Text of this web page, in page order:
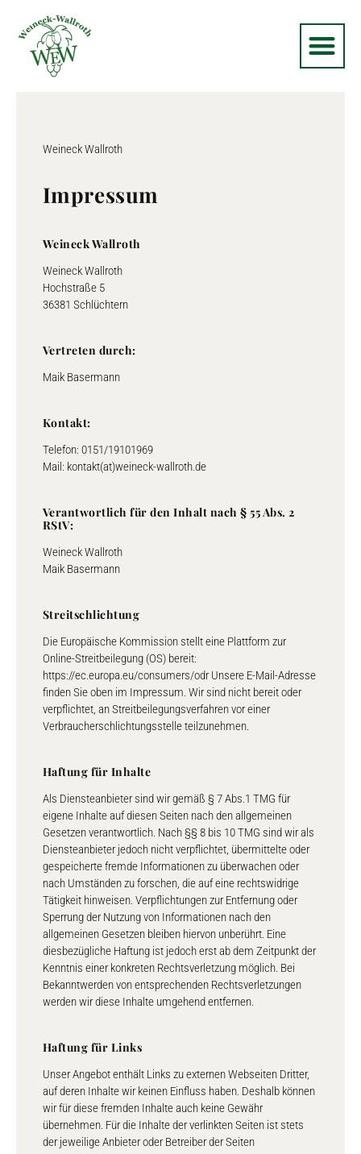
Weineck Wallroth
Impressum
Weineck Wallroth
Weineck Wallroth
Hochstraße 5
36381 Schlüchtern
Vertreten durch:
Maik Basermann
Kontakt:
Telefon: 0151/19101969
Mail: kontakt(at)weineck-wallroth.de
Verantwortlich für den Inhalt nach § 55 Abs. 2
RStV:
Weineck Wallroth
Maik Basermann
Streitschlichtung
Die Europäische Kommission stellt eine Plattform zur
Online-Streitbeilegung (OS) bereit:
https://ec.europa.eu/consumers/odr Unsere E-Mail-Adresse
finden Sie oben im Impressum. Wir sind nicht bereit oder
verpflichtet, an Streitbeilegungsverfahren vor einer
Verbraucherschlichtungsstelle teilzunehmen.
Haftung für Inhalte
Als Diensteanbieter sind wir gemäß § 7 Abs.1 TMG für
eigene Inhalte auf diesen Seiten nach den allgemeinen
Gesetzen verantwortlich. Nach §§ 8 bis 10 TMG sind wir als
Diensteanbieter jedoch nicht verpflichtet, übermittelte oder
gespeicherte fremde Informationen zu überwachen oder
nach Umständen zu forschen, die auf eine rechtswidrige
Tätigkeit hinweisen. Verpflichtungen zur Entfernung oder
Sperrung der Nutzung von Informationen nach den
allgemeinen Gesetzen bleiben hiervon unberührt. Eine
diesbezügliche Haftung ist jedoch erst ab dem Zeitpunkt der
Kenntnis einer konkreten Rechtsverletzung möglich. Bei
Bekanntwerden von entsprechenden Rechtsverletzungen
werden wir diese Inhalte umgehend entfernen.
Haftung für Links
Unser Angebot enthält Links zu externen Webseiten Dritter,
auf deren Inhalte wir keinen Einfluss haben. Deshalb können
wir für diese fremden Inhalte auch keine Gewähr
übernehmen. Für die Inhalte der verlinkten Seiten ist stets
der jeweilige Anbieter oder Betreiber der Seiten